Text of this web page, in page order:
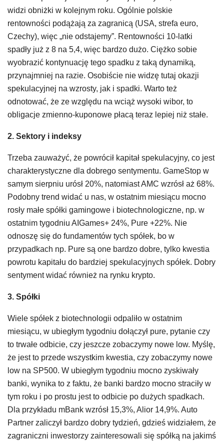
widzi obniżki w kolejnym roku. Ogólnie polskie
rentowności podążają za zagranicą (USA, strefa euro,
Czechy), więc „nie odstajemy”. Rentowności 10-latki
spadły już z 8 na 5,4, więc bardzo dużo. Ciężko sobie
wyobrazić kontynuację tego spadku z taką dynamiką,
przynajmniej na razie. Osobiście nie widzę tutaj okazji
spekulacyjnej na wzrosty, jak i spadki. Warto też
odnotować, że ze względu na wciąż wysoki wibor, to
obligacje zmienno-kuponowe płacą teraz lepiej niż stałe.
2. Sektory i indeksy
Trzeba zauważyć, że powrócił kapitał spekulacyjny, co jest
charakterystyczne dla dobrego sentymentu. GameStop w
samym sierpniu urósł 20%, natomiast AMC wzrósł aż 68%.
Podobny trend widać u nas, w ostatnim miesiącu mocno
rosły małe spółki gamingowe i biotechnologiczne, np. w
ostatnim tygodniu AIGames+ 24%, Pure +22%. Nie
odnoszę się do fundamentów tych spółek, bo w
przypadkach np. Pure są one bardzo dobre, tylko kwestia
powrotu kapitału do bardziej spekulacyjnych spółek. Dobry
sentyment widać również na rynku krypto.
3. Spółki
Wiele spółek z biotechnologii odpaliło w ostatnim
miesiącu, w ubiegłym tygodniu dołączył pure, pytanie czy
to trwałe odbicie, czy jeszcze zobaczymy nowe low. Myślę,
że jest to przede wszystkim kwestia, czy zobaczymy nowe
low na SP500. W ubiegłym tygodniu mocno zyskiwały
banki, wynika to z faktu, że banki bardzo mocno straciły w
tym roku i po prostu jest to odbicie po dużych spadkach.
Dla przykładu mBank wzrósł 15,3%, Alior 14,9%. Auto
Partner zaliczył bardzo dobry tydzień, gdzieś widziałem, że
zagraniczni inwestorzy zainteresowali się spółką na jakimś